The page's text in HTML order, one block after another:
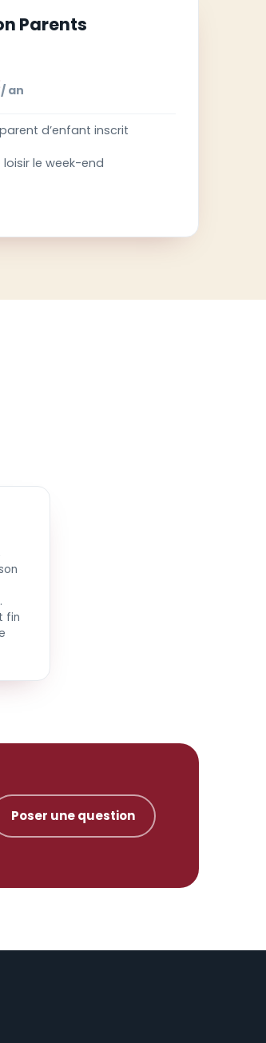
Parents
/ an
d’enfant inscrit
loisir le week-end
fin
Poser une question